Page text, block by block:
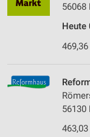
56068
Heute
56130